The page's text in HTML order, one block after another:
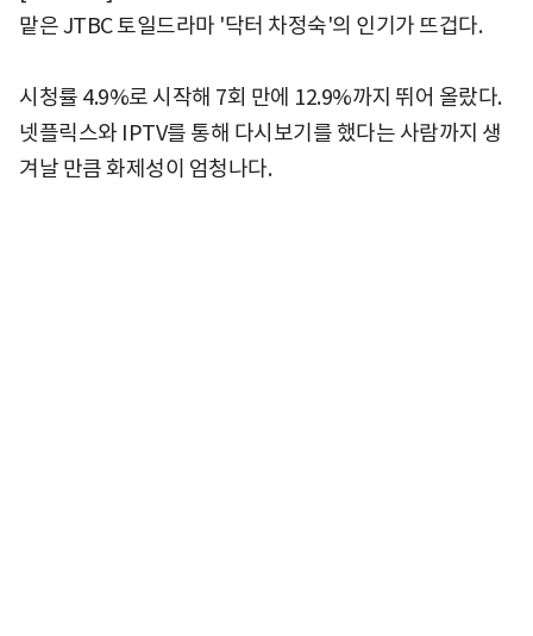
맡은 JTBC 토일드라마 '닥터 차정숙'의 인기가 뜨겁다.
시청률 4.9%로 시작해 7회 만에 12.9%까지 뛰어 올랐다.
넷플릭스와 IPTV를 통해 다시보기를 했다는 사람까지 생
겨날 만큼 화제성이 엄청나다.